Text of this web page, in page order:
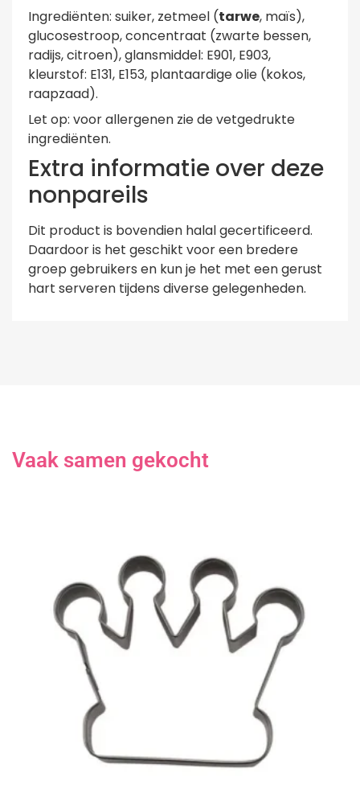
Ingrediënten: suiker, zetmeel (tarwe, maïs),
glucosestroop, concentraat (zwarte bessen,
radijs, citroen), glansmiddel: E901, E903,
kleurstof: E131, E153, plantaardige olie (kokos,
raapzaad).
Let op: voor allergenen zie de vetgedrukte
ingrediënten.
Extra informatie over deze
nonpareils
Dit product is bovendien halal gecertificeerd.
Daardoor is het geschikt voor een bredere
groep gebruikers en kun je het met een gerust
hart serveren tijdens diverse gelegenheden.
Vaak samen gekocht